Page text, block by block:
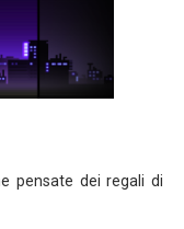
pensate dei regali di